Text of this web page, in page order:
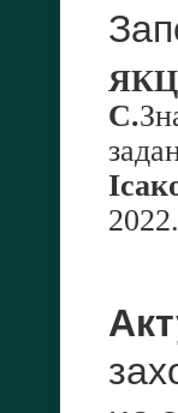
ЯК
С.
за